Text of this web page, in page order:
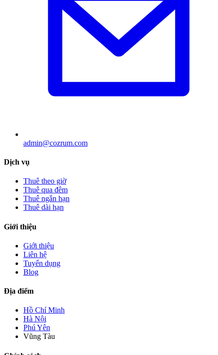
admin@cozrum.com
Dịch vụ
Thuê theo giờ
Thuê qua đêm
Thuê ngắn hạn
Thuê dài hạn
Giới thiệu
Giới thiệu
Liên hệ
Tuyển dụng
Blog
Địa điểm
Hồ Chí Minh
Hà Nội
Phú Yên
Vũng Tàu